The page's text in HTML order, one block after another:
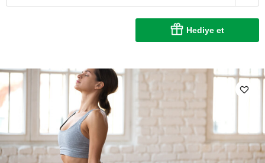
Hediye et